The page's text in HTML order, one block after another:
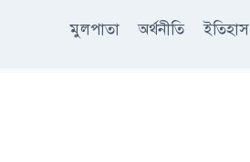
মুলপাতা অর্থনীতি ইতিহাস